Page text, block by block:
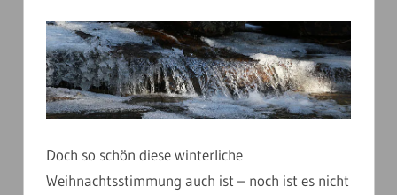
Doch so schön diese winterliche
Weihnachtsstimmung auch ist – noch ist es nicht